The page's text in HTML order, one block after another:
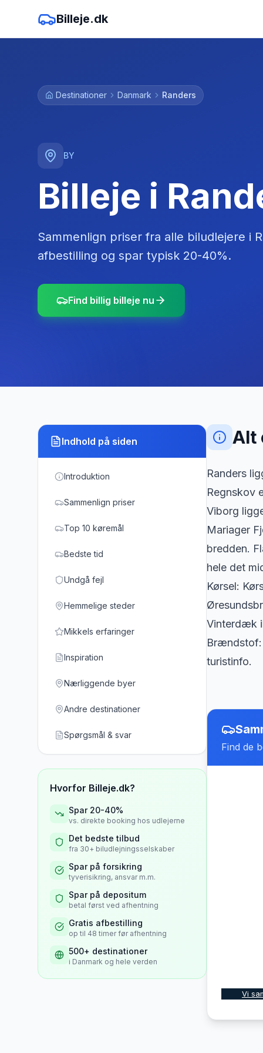
Billeje.dk
Destinationer Danmark Randers
BY
Billeje i
Sammenlign priser fra alle biludlejere i
afbestilling og spar typisk 20-40%.
Find billig billeje nu
Indhold på siden
Introduktion
Sammenlign priser
Top 10 køremål
Bedste tid
Undgå fejl
Hemmelige steder
Mikkels erfaringer
Inspiration
Nærliggende byer
Andre destinationer
Spørgsmål & svar
Hvorfor Billeje.dk?
Spar 20-40%
vs. direkte booking hos udlejerne
Det bedste tilbud
fra 30+ biludlejningsselskaber
Spar på forsikring
tyverisikring, ansvar m.m.
Spar på depositum
betal først ved afhentning
Gratis afbestilling
op til 48 timer før afhentning
500+ destinationer
i Danmark og hele verden
Alt
Randers
Regnskov
Viborg
Mariager
bredden.
hele det
Kørsel:
Vinterdæk
Brændstof:
turistinfo.
Find de
Vi